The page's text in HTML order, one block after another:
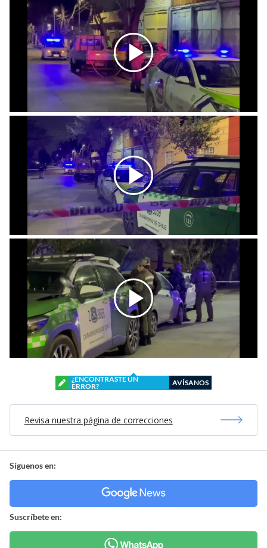
¿ENCONTRASTE UN
ERROR?
AVÍSANOS
Revisa nuestra página de correcciones
Síguenos en:
Suscríbete en: